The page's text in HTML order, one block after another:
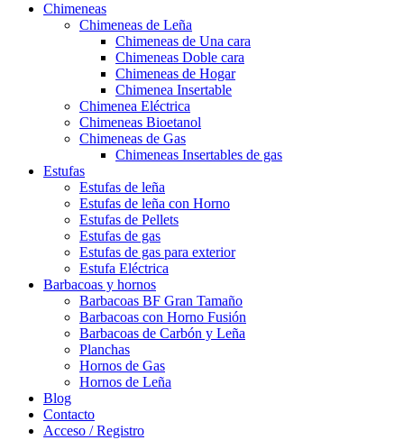
Chimeneas
Chimeneas de Leña
Chimeneas de Una cara
Chimeneas Doble cara
Chimeneas de Hogar
Chimenea Insertable
Chimenea Eléctrica
Chimeneas Bioetanol
Chimeneas de Gas
Chimeneas Insertables de gas
Estufas
Estufas de leña
Estufas de leña con Horno
Estufas de Pellets
Estufas de gas
Estufas de gas para exterior
Estufa Eléctrica
Barbacoas y hornos
Barbacoas BF Gran Tamaño
Barbacoas con Horno Fusión
Barbacoas de Carbón y Leña
Planchas
Hornos de Gas
Hornos de Leña
Blog
Contacto
Acceso / Registro